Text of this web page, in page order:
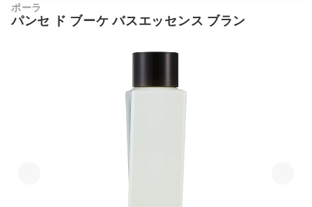
ポーラ
パンセ ド ブーケ バスエッセンス ブラン